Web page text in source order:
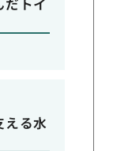
トイ
る水